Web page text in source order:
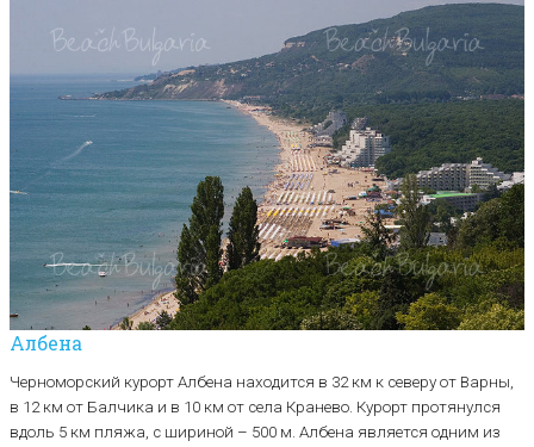
Албена
Черноморский курорт Албена находится в 32 км к северу от Варны,
в 12 км от Балчика и в 10 км от села Кранево. Курорт протянулся
вдоль 5 км пляжа, с шириной – 500 м. Албена является одним из